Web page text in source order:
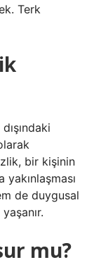
Terk
bir kişinin
de duygusal
mu?